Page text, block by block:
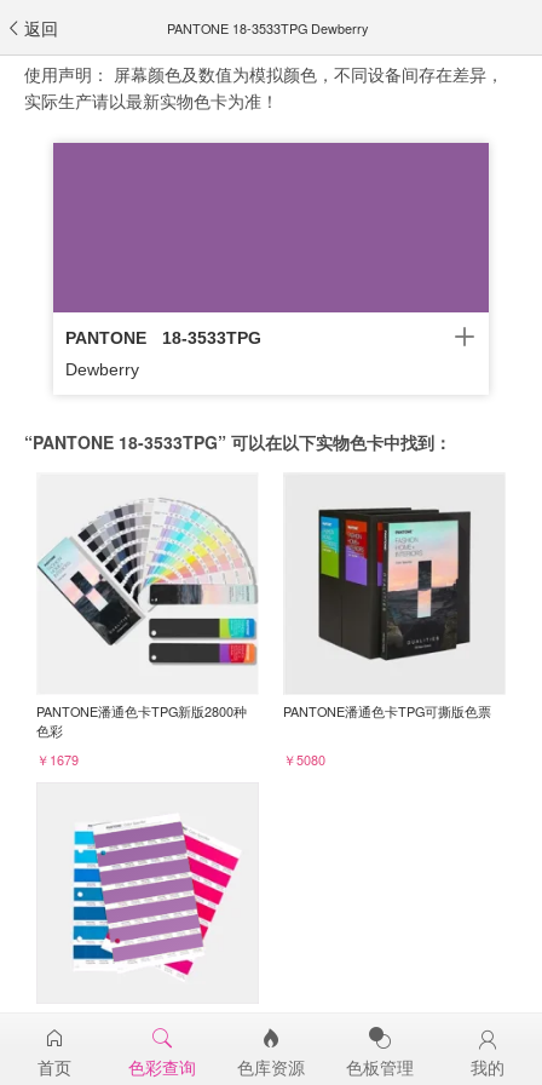
返回 PANTONE 18-3533TPG Dewberry
使用声明： 屏幕颜色及数值为模拟颜色，不同设备间存在差异，
实际生产请以最新实物色卡为准！
PANTONE
18-3533TPG
Dewberry
“PANTONE 18-3533TPG” 可以在以下实物色卡中找到：
PANTONE潘通色卡TPG新版2800种
色彩
￥1679
PANTONE潘通色卡TPG可撕版色票
￥5080
18-3533TPG
￥98
首页 色彩查询 色库资源 色板管理 我的